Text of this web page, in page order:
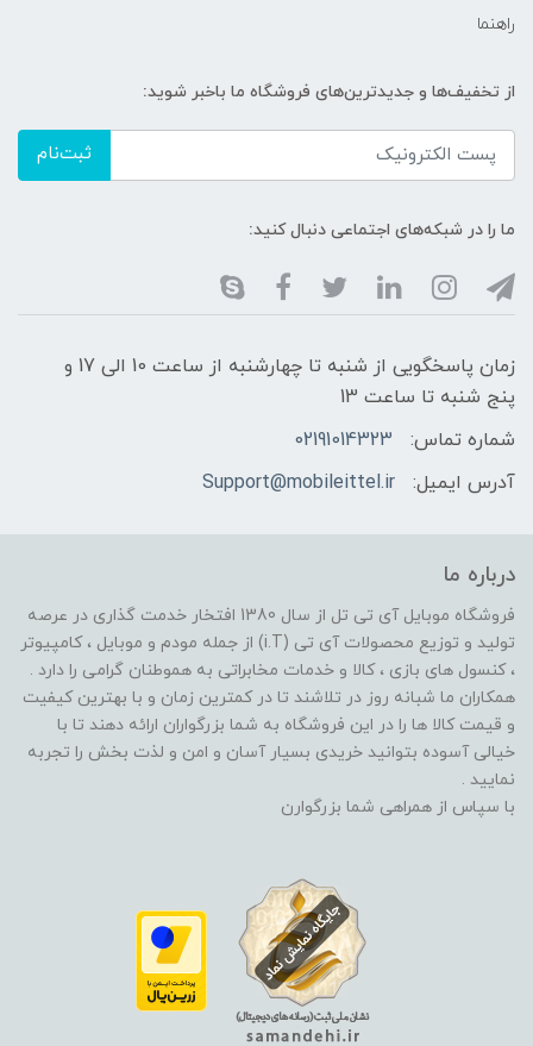
راهنما
از تخفیف‌ها و جدیدترین‌های فروشگاه ما باخبر شوید:
ثبت‌نام
ما را در شبکه‌های اجتماعی دنبال کنید:
زمان پاسخگویی از شنبه تا چهارشنبه از ساعت 10 الی 17 و
پنج شنبه تا ساعت 13
شماره تماس:
02191014323
آدرس ایمیل:
Support@mobileittel.ir
درباره ما
فروشگاه موبایل آی تی تل از سال 1380 افتخار خدمت گذاری در عرصه
تولید و توزیع محصولات آی تی (i.T) از جمله مودم و موبایل ، کامپیوتر
، کنسول های بازی ، کالا و خدمات مخابراتی به هموطنان گرامی را دارد .
همکاران ما شبانه روز در تلاشند تا در کمترین زمان و با بهترین کیفیت
و قیمت کالا ها را در این فروشگاه به شما بزرگواران ارائه دهند تا با
خیالی آسوده بتوانید خریدی بسیار آسان و امن و لذت بخش را تجربه
نمایید .
با سپاس از همراهی شما بزرگوارن